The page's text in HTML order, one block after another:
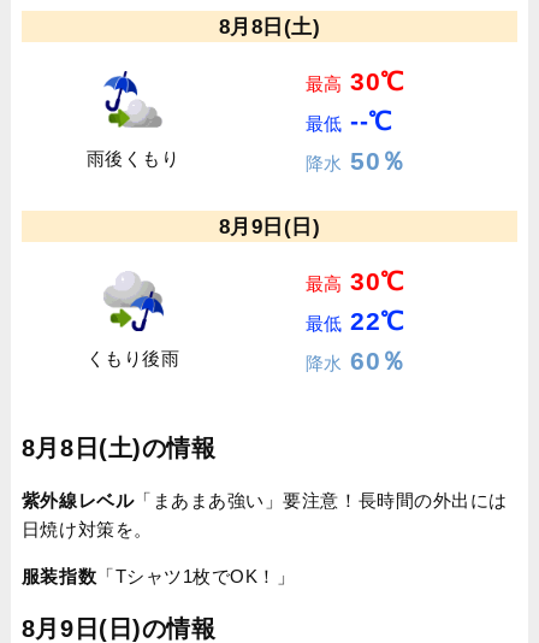
8月8日(土)
雨後くもり
最高 30℃
最低 --℃
降水 50％
8月9日(日)
くもり後雨
最高 30℃
最低 22℃
降水 60％
8月8日(土)の情報
紫外線レベル「まあまあ強い」要注意！長時間の外出には
日焼け対策を。
服装指数 「Tシャツ1枚でOK！」
8月9日(日)の情報